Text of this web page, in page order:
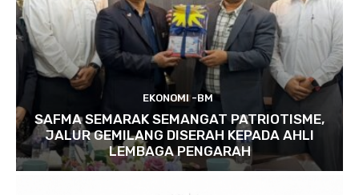
EKONOMI -BM
SAFMA SEMARAK SEMANGAT PATRIOTISME,
JALUR GEMILANG DISERAH KEPADA AHLI
LEMBAGA PENGARAH